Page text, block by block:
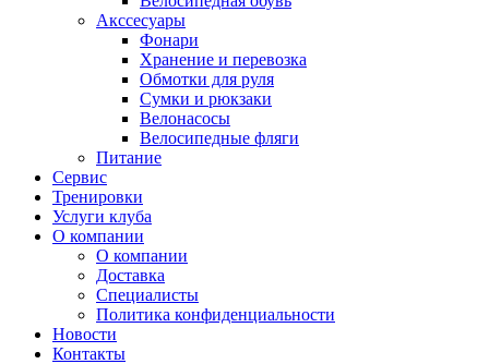
Акссесуары
Фонари
Хранение и перевозка
Обмотки для руля
Сумки и рюкзаки
Велонасосы
Велосипедные фляги
Питание
Сервис
Тренировки
Услуги клуба
О компании
О компании
Доставка
Специалисты
Политика конфиденциальности
Новости
Контакты